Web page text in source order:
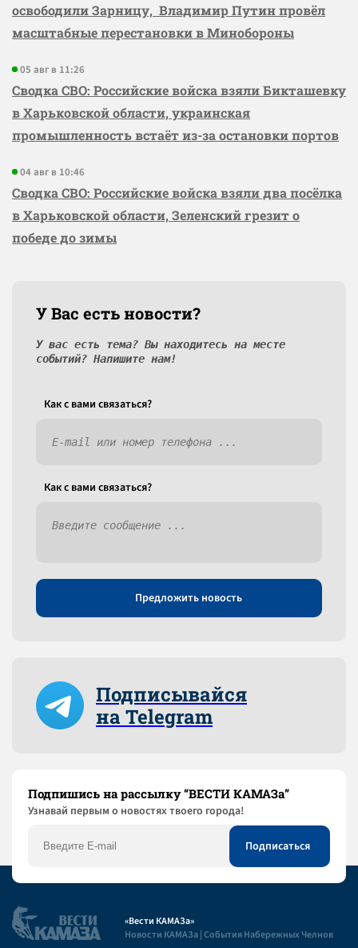
освободили Зарницу, Владимир Путин провёл
масштабные перестановки в Минобороны
05 авг в 11:26
Сводка СВО: Российские войска взяли Бикташевку
в Харьковской области, украинская
промышленность встаёт из-за остановки портов
04 авг в 10:46
Сводка СВО: Российские войска взяли два посёлка
в Харьковской области, Зеленский грезит о
победе до зимы
У Вас есть новости?
У вас есть тема? Вы находитесь на месте
событий? Напишите нам!
Как c вами связаться?
Как c вами связаться?
Предложить новость
Подписывайся
на Telegram
Подпишись на рассылку “ВЕСТИ КАМАЗа”
Узнaвай первым о новостях твоего города!
«Вести КАМАЗа»
Новости КАМАЗа | События Набережных Челнов